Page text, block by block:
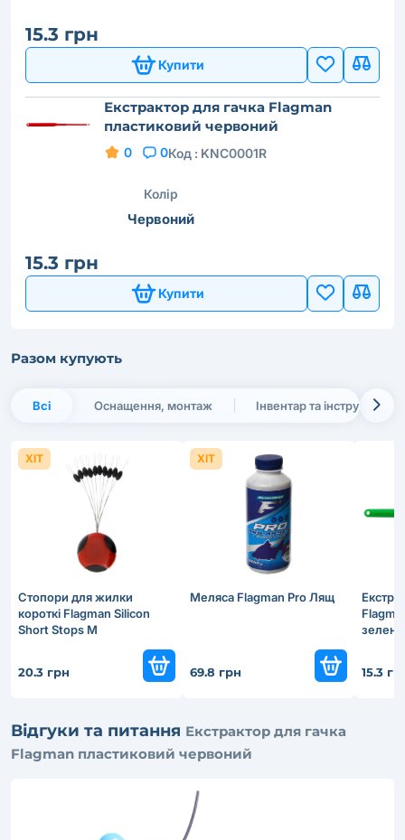
15.3 грн
Купити
Екстрактор для гачка Flagman
пластиковий червоний
0 0Код : KNC0001R
Колір
Червоний
15.3 грн
Купити
Разом купують
Всі Оснащення, монтаж Інвентар та інструменти
ХІТ
Стопори для жилки
короткі Flagman Silicon
Short Stops M
20.3 грн
ХІТ
Меляса Flagman Pro Лящ
69.8 грн 15.3
Відгуки та питання Екстрактор для гачка
Flagman пластиковий червоний